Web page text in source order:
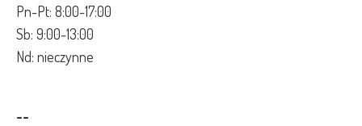
Pn-Pt: 8:00-17:00
Sb: 9:00-13:00
Nd: nieczynne
--